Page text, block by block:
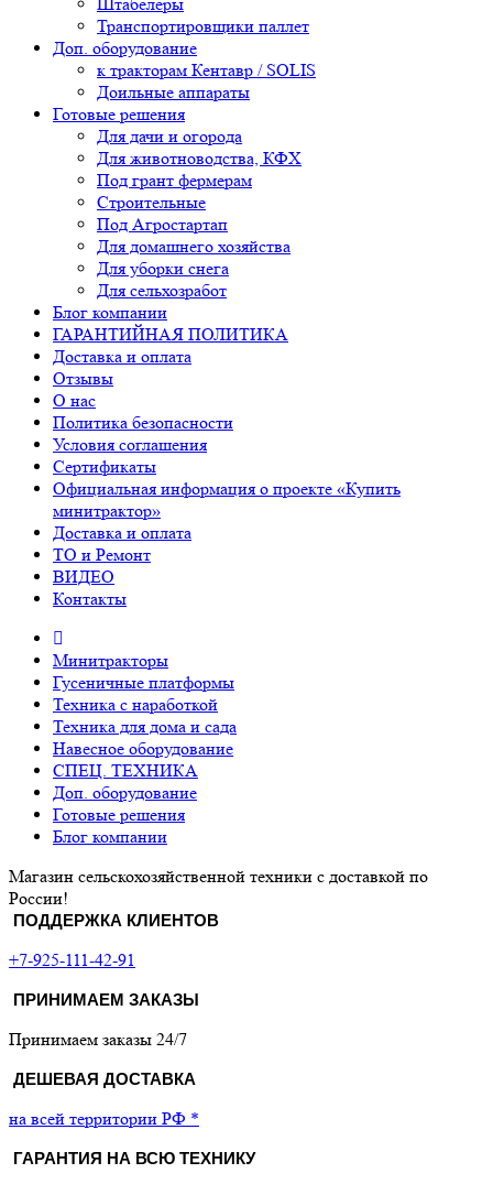
Транспортировщики паллет
Доп. оборудование
к тракторам Кентавр / SOLIS
Доильные аппараты
Готовые решения
Для дачи и огорода
Для животноводства, КФХ
Под грант фермерам
Строительные
Под Агростартап
Для домашнего хозяйства
Для уборки снега
Для сельхозработ
Блог компании
ГАРАНТИЙНАЯ ПОЛИТИКА
Доставка и оплата
Отзывы
О нас
Политика безопасности
Условия соглашения
Сертификаты
Официальная информация о проекте «Купить
минитрактор»
Доставка и оплата
ТО и Ремонт
ВИДЕО
Контакты
Минитракторы
Гусеничные платформы
Техника с наработкой
Техника для дома и сада
Навесное оборудование
СПЕЦ. ТЕХНИКА
Доп. оборудование
Готовые решения
Блог компании
Магазин сельскохозяйственной техники с доставкой по
России!
ПОДДЕРЖКА КЛИЕНТОВ
+7-925-111-42-91
ПРИНИМАЕМ ЗАКАЗЫ
Принимаем заказы 24/7
ДЕШЕВАЯ ДОСТАВКА
на всей территории РФ *
ГАРАНТИЯ НА ВСЮ ТЕХНИКУ